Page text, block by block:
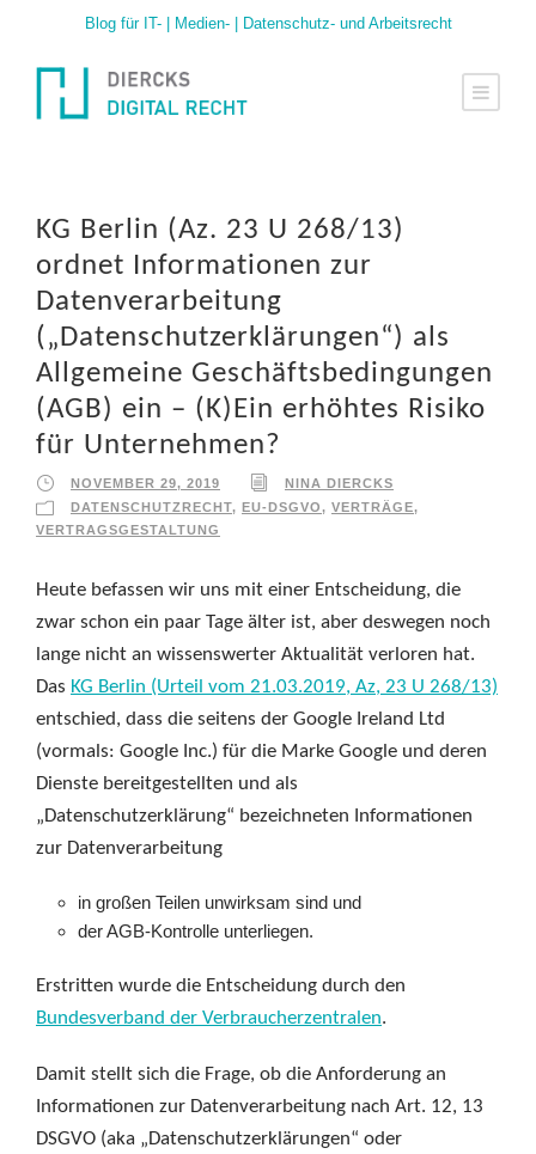
Blog für IT- | Medien- | Datenschutz- und Arbeitsrecht
KG Berlin (Az. 23 U 268/13)
ordnet Informationen zur
Datenverarbeitung
(„Datenschutzerklärungen“) als
Allgemeine Geschäftsbedingungen
(AGB) ein – (K)Ein erhöhtes Risiko
für Unternehmen?
NOVEMBER 29, 2019
NINA DIERCKS
DATENSCHUTZRECHT, EU-DSGVO, VERTRÄGE,
VERTRAGSGESTALTUNG
Heute befassen wir uns mit einer Entscheidung, die
zwar schon ein paar Tage älter ist, aber deswegen noch
lange nicht an wissenswerter Aktualität verloren hat.
Das KG Berlin (Urteil vom 21.03.2019, Az, 23 U 268/13)
entschied, dass die seitens der Google Ireland Ltd
(vormals: Google Inc.) für die Marke Google und deren
Dienste bereitgestellten und als
„Datenschutzerklärung“ bezeichneten Informationen
zur Datenverarbeitung
in großen Teilen unwirksam sind und
der AGB-Kontrolle unterliegen.
Erstritten wurde die Entscheidung durch den
Bundesverband der Verbraucherzentralen.
Damit stellt sich die Frage, ob die Anforderung an
Informationen zur Datenverarbeitung nach Art. 12, 13
DSGVO (aka „Datenschutzerklärungen“ oder